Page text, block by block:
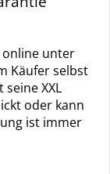
online unter
Käufer selbst
XXL
oder kann
ist immer